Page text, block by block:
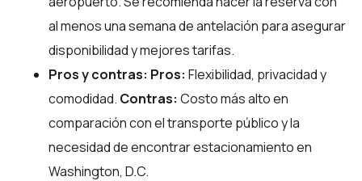
al menos una semana de antelación para asegurar
disponibilidad y mejores tarifas.
Pros y contras: Pros: Flexibilidad, privacidad y
comodidad. Contras: Costo más alto en
comparación con el transporte público y la
necesidad de encontrar estacionamiento en
Washington, D.C.